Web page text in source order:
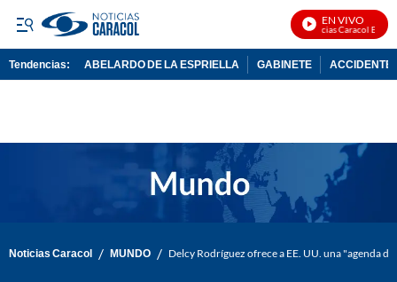
EN VIVO
Noticias Caracol En Vivo
Tendencias: ABELARDO DE LA ESPRIELLA GABINETE ACCIDENTE
Noticias Caracol / MUNDO / Delcy Rodríguez ofrece a EE. UU. una "agenda